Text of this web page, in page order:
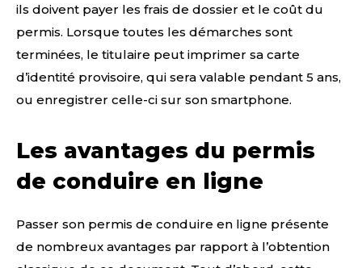
ils doivent payer les frais de dossier et le coût du
permis. Lorsque toutes les démarches sont
terminées, le titulaire peut imprimer sa carte
d’identité provisoire, qui sera valable pendant 5 ans,
ou enregistrer celle-ci sur son smartphone.
Les avantages du permis
de conduire en ligne
Passer son permis de conduire en ligne présente
de nombreux avantages par rapport à l’obtention